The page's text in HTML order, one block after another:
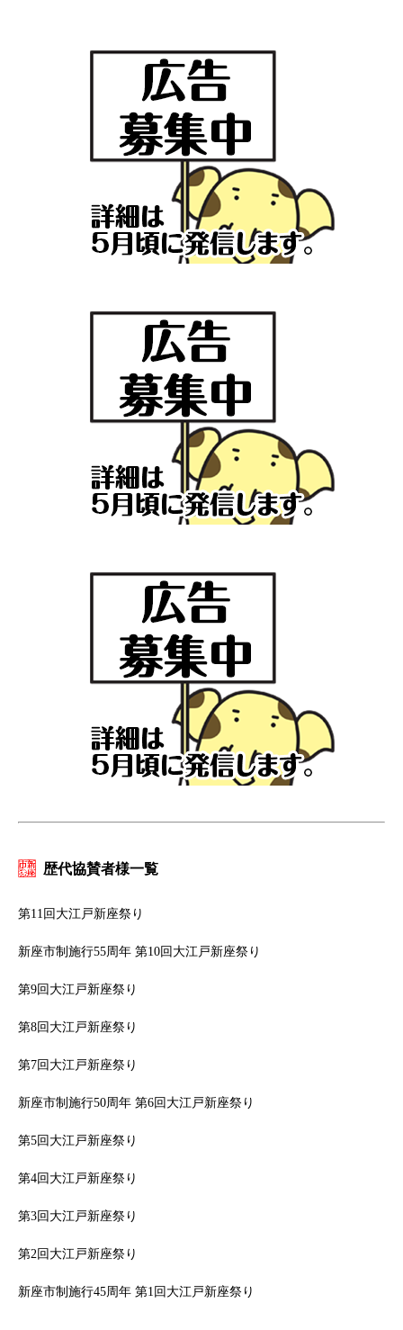
歴代協賛者様一覧
第11回大江戸新座祭り
新座市制施行55周年 第10回大江戸新座祭り
第9回大江戸新座祭り
第8回大江戸新座祭り
第7回大江戸新座祭り
新座市制施行50周年 第6回大江戸新座祭り
第5回大江戸新座祭り
第4回大江戸新座祭り
第3回大江戸新座祭り
第2回大江戸新座祭り
新座市制施行45周年 第1回大江戸新座祭り